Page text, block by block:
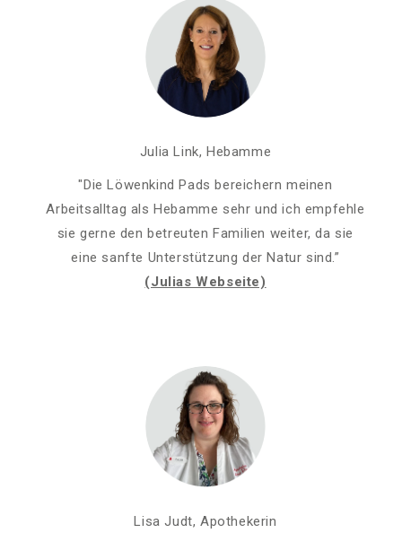
Julia Link, Hebamme
"Die Löwenkind Pads bereichern meinen
Arbeitsalltag als Hebamme sehr und ich empfehle
sie gerne den betreuten Familien weiter, da sie
eine sanfte Unterstützung der Natur sind.”
(Julias Webseite)
Lisa Judt, Apothekerin